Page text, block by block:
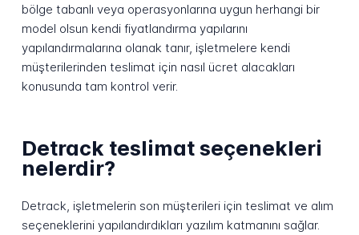
bölge tabanlı veya operasyonlarına uygun herhangi bir
model olsun kendi fiyatlandırma yapılarını
yapılandırmalarına olanak tanır, işletmelere kendi
müşterilerinden teslimat için nasıl ücret alacakları
konusunda tam kontrol verir.
Detrack teslimat seçenekleri
nelerdir?
Detrack, işletmelerin son müşterileri için teslimat ve alım
seçeneklerini yapılandırdıkları yazılım katmanını sağlar.